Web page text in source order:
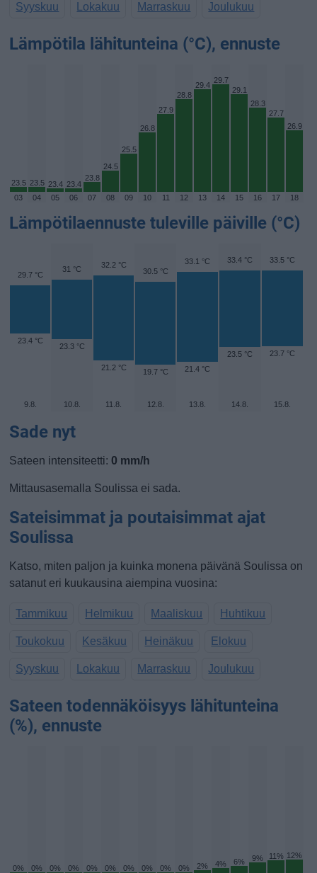
Syyskuu Lokakuu Marraskuu Joulukuu
Lämpötila lähitunteina (°C), ennuste
23.5 23.5 23.4 23.4
23.8
24.5
25.5
26.8
27.9
28.8
29.4
29.7
29.1
28.3
27.7
26.9
03 04 05 06 07 08 09 10 11 12 13 14 15 16 17 18
Lämpötilaennuste tuleville päiville (°C)
29.7 °C
23.4 °C
31 °C
23.3 °C
32.2 °C
21.2 °C
30.5 °C
19.7 °C
33.1 °C
21.4 °C
33.4 °C
23.5 °C
33.5 °C
23.7 °C
9.8. 10.8. 11.8. 12.8. 13.8. 14.8. 15.8.
Sade nyt
Sateen intensiteetti: 0 mm/h
Mittausasemalla Soulissa ei sada.
Sateisimmat ja poutaisimmat ajat
Soulissa
Katso, miten paljon ja kuinka monena päivänä Soulissa on
satanut eri kuukausina aiempina vuosina:
Tammikuu Helmikuu Maaliskuu Huhtikuu
Toukokuu Kesäkuu Heinäkuu Elokuu
Syyskuu Lokakuu Marraskuu Joulukuu
Sateen todennäköisyys lähitunteina
(%), ennuste
0% 0% 0% 0% 0% 0% 0% 0% 0% 0% 2% 4% 6% 9% 11% 12%